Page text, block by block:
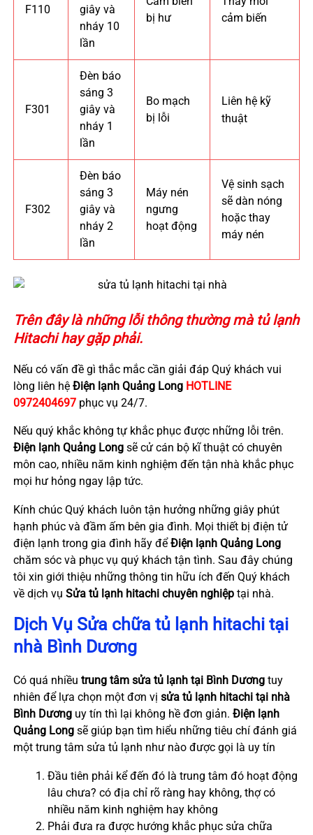
F110
giây và
nháy 10
lần
bị hư
cảm biến
F301
Đèn báo
sáng 3
giây và
nháy 1
lần
Bo mạch
bị lỗi
Liên hệ kỹ
thuật
F302
Đèn báo
sáng 3
giây và
nháy 2
lần
Máy nén
ngưng
hoạt động
Vệ sinh sạch
sẽ dàn nóng
hoặc thay
máy nén
Trên đây là những lỗi thông thường mà tủ lạnh
Hitachi hay gặp phải.
Nếu có vấn đề gì thắc mắc cần giải đáp Quý khách vui
lòng liên hệ Điện lạnh Quảng Long HOTLINE
0972404697phục vụ 24/7.
Nếu quý khắc không tự khắc phục được những lỗi trên.
Điện lạnh Quảng Longsẽ cử cán bộ kĩ thuật có chuyên
môn cao, nhiều năm kinh nghiệm đến tận nhà khắc phục
mọi hư hỏng ngay lập tức.
Kính chúc Quý khách luôn tận hưởng những giây phút
hạnh phúc và đầm ấm bên gia đình. Mọi thiết bị điện tử
điện lạnh trong gia đình hãy đểĐiện lạnh Quảng Long
chăm sóc và phục vụ quý khách tận tình. Sau đây chúng
tôi xin giới thiệu những thông tin hữu ích đến Quý khách
về dịch vụ Sửa tủ lạnh hitachi chuyên nghiệptại nhà.
Dịch Vụ Sửa chữa tủ lạnh hitachi tại
nhà Bình Dương
Có quá nhiều trung tâm sửa tủ lạnh tại Bình Dươngtuy
nhiên để lựa chọn một đơn vị sửa tủ lạnh hitachi tại nhà
Bình Dương uy tín thì lại không hề đơn giản. Điện lạnh
Quảng Long sẽ giúp bạn tìm hiểu những tiêu chí đánh giá
một trung tâm sửa tủ lạnh như nào được gọi là uy tín
Đầu tiên phải kể đến đó là trung tâm đó hoạt động
lâu chưa? có địa chỉ rõ ràng hay không, thợ có
nhiều năm kinh nghiệm hay không
Phải đưa ra được hướng khắc phục sửa chữa